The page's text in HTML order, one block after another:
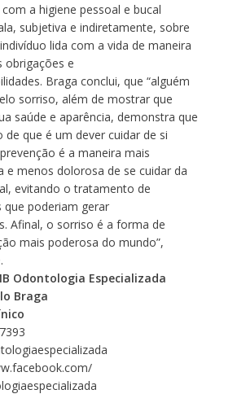
a higiene pessoal e bucal
subjetiva e indiretamente, sobre
lida com a vida de maneira
obrigações e
Braga conclui, que “alguém
sorriso, além de mostrar que
saúde e aparência, demonstra que
de que é um dever cuidar de si
é a maneira mais
e menos dolorosa de se cuidar da
evitando o tratamento de
que poderiam gerar
Afinal, o sorriso é a forma de
mais poderosa do mundo”,
Odontologia Especializada
Braga